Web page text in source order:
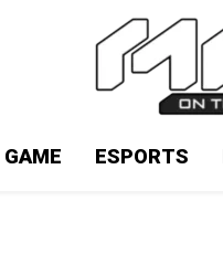
ESPORTS